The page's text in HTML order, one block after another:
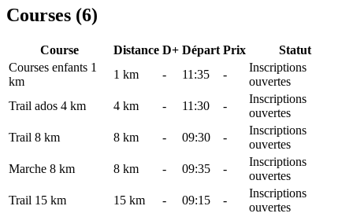
Courses (6)
Course Distance D+ Départ Prix
Statut
Courses enfants 1
km
1 km - 11:35 -
Inscriptions
ouvertes
Trail ados 4 km
4 km - 11:30 -
Inscriptions
ouvertes
Trail 8 km
8 km - 09:30 -
Inscriptions
ouvertes
Marche 8 km
8 km - 09:35 -
Inscriptions
ouvertes
Trail 15 km
15 km - 09:15 -
Inscriptions
ouvertes